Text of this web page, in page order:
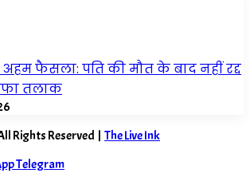
अहम फैसला: पति की मौत के बाद नहीं रद्द
तलाक
Rights Reserved | The Live Ink
Telegram